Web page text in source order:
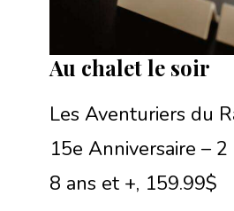
Au chalet le soir
Les Aventuriers du
15e Anniversaire – 2
8 ans et +, 159.99$